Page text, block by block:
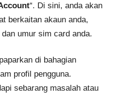
“. Di sini, anda akan
berkaitan akaun anda,
umur sim card anda.
di bahagian
profil pengguna.
sebarang masalah atau